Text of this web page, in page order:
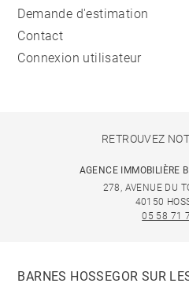
Demande d'estimation
Contact
Connexion utilisateur
RETROUVEZ
AGENCE IMMOBILIÈRE
278, AVENUE DU
40150
05 58 71
BARNES HOSSEGOR SUR